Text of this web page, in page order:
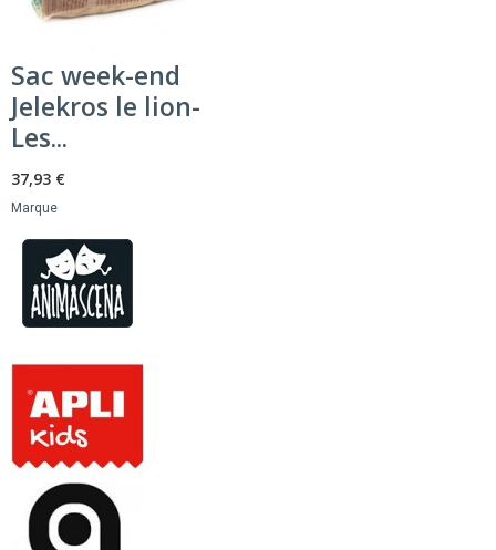
Sac week-end
Jelekros le lion-
Les...
37,93 €
Marque